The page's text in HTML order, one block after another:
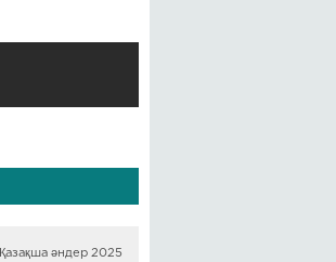
Қазақша әндер 2025